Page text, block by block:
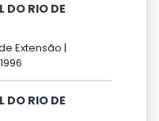
DO RIO DE
Extensão |
1996
DO RIO DE